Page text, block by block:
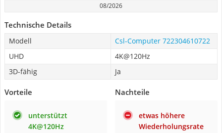
08/2026
Technische Details
Modell
Csl-Computer 722304610722
UHD
4K@120Hz
3D-fähig
Ja
Vorteile
unterstützt
4K@120Hz
Nachteile
etwas höhere
Wiederholungsrate